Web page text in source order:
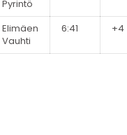
Pyrintö
Elimäen
Vauhti
6:41 +4